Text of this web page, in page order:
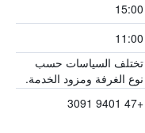
15:00
11:00
تختلف السياسات حسب
نوع الغرفة ومزود الخدمة.
+47 9401 3091